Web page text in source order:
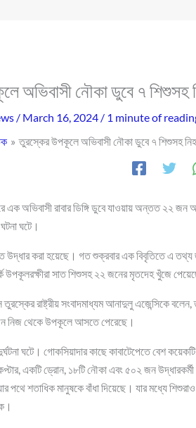
অভিবাসী নৌকা ডুবে ৭ শিশুসহ
/ March 16, 2024 / 1 minute of
তুরস্কের উপকূলে অভিবাসী নৌকা ডুবে ৭ শিশুসহ
এক অভিবাসী রাবার ডিঙ্গি ডুবে যাওয়ায় অন্তত ২২
ঘটে।
উদ্ধার করা হয়েছে। গত শুক্রবার এক বিবৃতিতে এ তথ্য
উপকূলরক্ষীরা সাত শিশুসহ ২২ জনের মৃতদেহ খুঁজে
রাষ্ট্রীয় সংবাদমাধ্যম আনাদুলু এজেন্সিকে
নিজ থেকে উপকূলে আসতে পেরেছে।
ঘটে। গোকসিয়াদার কাছে কাবাটেপেতে বেশ
একটি ড্রোন, ১৮টি নৌকা এবং ৫০২ জন
পথে শতাধিক মানুষকে বাঁধা দিয়েছে। যার মধ্যে